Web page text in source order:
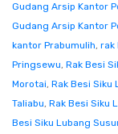
Gudang Arsip Kantor
Gudang Arsip Kantor
kantor Prabumulih, rak
Pringsewu, Rak Besi
Morotai, Rak Besi Siku
Taliabu, Rak Besi Siku
Besi Siku Lubang